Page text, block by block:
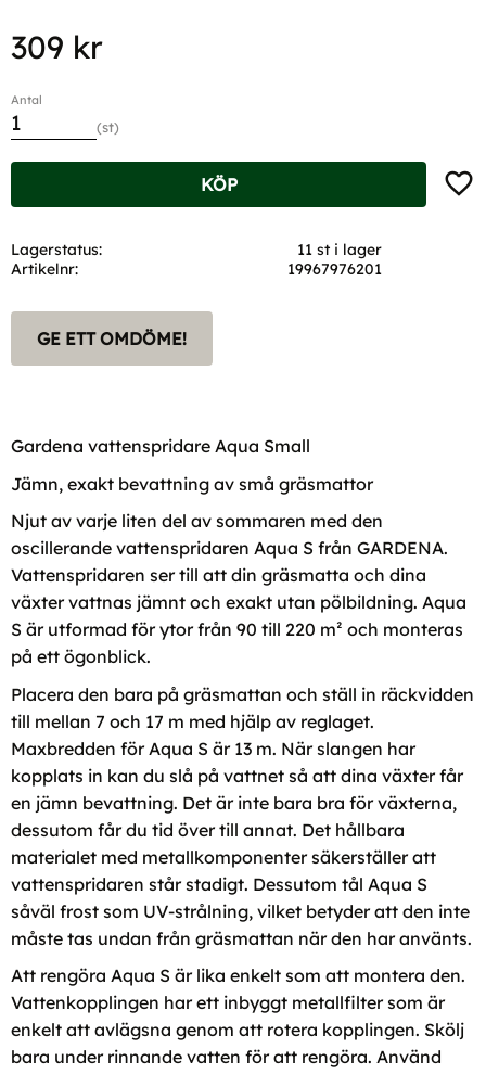
309 kr
Antal
st
KÖP
Lagerstatus
11 st i lager
Artikelnr
19967976201
GE ETT OMDÖME!
Gardena vattenspridare Aqua Small
Jämn, exakt bevattning av små gräsmattor
Njut av varje liten del av sommaren med den
oscillerande vattenspridaren Aqua S från GARDENA.
Vattenspridaren ser till att din gräsmatta och dina
växter vattnas jämnt och exakt utan pölbildning. Aqua
S är utformad för ytor från 90 till 220 m² och monteras
på ett ögonblick.
Placera den bara på gräsmattan och ställ in räckvidden
till mellan 7 och 17 m med hjälp av reglaget.
Maxbredden för Aqua S är 13 m. När slangen har
kopplats in kan du slå på vattnet så att dina växter får
en jämn bevattning. Det är inte bara bra för växterna,
dessutom får du tid över till annat. Det hållbara
materialet med metallkomponenter säkerställer att
vattenspridaren står stadigt. Dessutom tål Aqua S
såväl frost som UV-strålning, vilket betyder att den inte
måste tas undan från gräsmattan när den har använts.
Att rengöra Aqua S är lika enkelt som att montera den.
Vattenkopplingen har ett inbyggt metallfilter som är
enkelt att avlägsna genom att rotera kopplingen. Skölj
bara under rinnande vatten för att rengöra. Använd